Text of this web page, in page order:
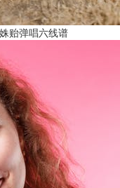
贻弹唱六线谱